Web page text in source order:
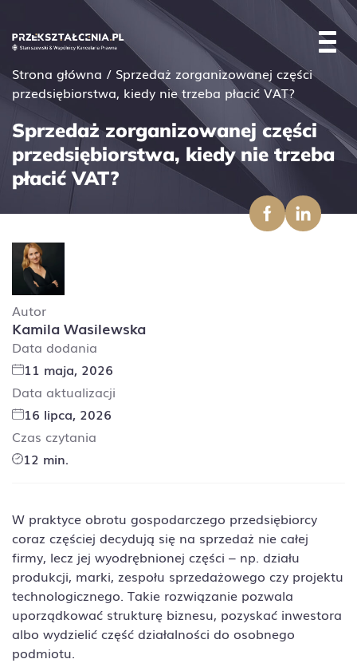
Strona główna / Sprzedaż zorganizowanej części
przedsiębiorstwa, kiedy nie trzeba płacić VAT?
Sprzedaż zorganizowanej części
przedsiębiorstwa, kiedy nie trzeba
płacić VAT?
Autor
Kamila Wasilewska
Data dodania
11 maja, 2026
Data aktualizacji
16 lipca, 2026
Czas czytania
12 min.
W praktyce obrotu gospodarczego przedsiębiorcy
coraz częściej decydują się na sprzedaż nie całej
firmy, lecz jej wyodrębnionej części – np. działu
produkcji, marki, zespołu sprzedażowego czy projektu
technologicznego. Takie rozwiązanie pozwala
uporządkować strukturę biznesu, pozyskać inwestora
albo wydzielić część działalności do osobnego
podmiotu.